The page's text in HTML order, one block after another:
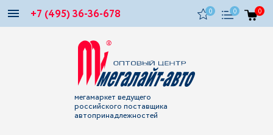
+7 (495) 36-36-678 0 0 0
мегамаркет ведущего
российского поставщика
автопринадлежностей